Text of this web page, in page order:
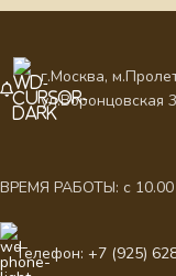
г.Москва,
ул.Воронцовская
ВРЕМЯ РАБОТЫ: с
Телефон: +7 (925)